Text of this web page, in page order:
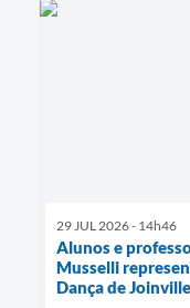
29 JUL 2026 - 14h46
Alunos e
Musselli
Dança de Joinville